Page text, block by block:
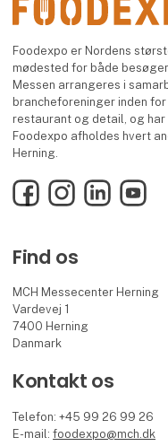
Foodexpo er Nordens
mødested for både
Messen arrangeres i
brancheforeninger inden
restaurant og detail, og
Foodexpo afholdes hvert
Herning.
FacebookInstagramLinkedInYouTube
Find os
MCH Messecenter Herning
Vardevej 1
7400 Herning
Danmark
Kontakt os
Telefon: +45 99 26 99 26
E-mail:foodexpo@mch.dk